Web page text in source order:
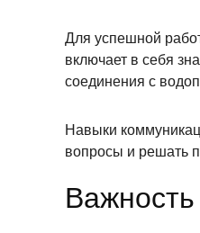
Для успешной
включает в себя
соединения с
Навыки
вопросы и решать